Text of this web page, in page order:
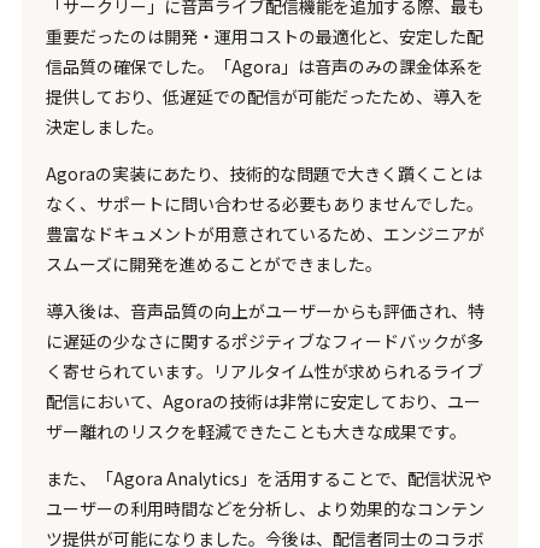
「サークリー」に音声ライブ配信機能を追加する際、最も
重要だったのは開発・運用コストの最適化と、安定した配
信品質の確保でした。「Agora」は音声のみの課金体系を
提供しており、低遅延での配信が可能だったため、導入を
決定しました。
Agoraの実装にあたり、技術的な問題で大きく躓くことは
なく、サポートに問い合わせる必要もありませんでした。
豊富なドキュメントが用意されているため、エンジニアが
スムーズに開発を進めることができました。
導入後は、音声品質の向上がユーザーからも評価され、特
に遅延の少なさに関するポジティブなフィードバックが多
く寄せられています。リアルタイム性が求められるライブ
配信において、Agoraの技術は非常に安定しており、ユー
ザー離れのリスクを軽減できたことも大きな成果です。
また、「Agora Analytics」を活用することで、配信状況や
ユーザーの利用時間などを分析し、より効果的なコンテン
ツ提供が可能になりました。今後は、配信者同士のコラボ